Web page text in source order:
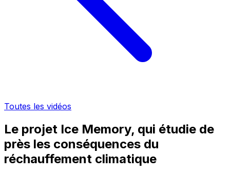
Toutes les vidéos
Le projet Ice Memory, qui étudie de
près les conséquences du
réchauffement climatique